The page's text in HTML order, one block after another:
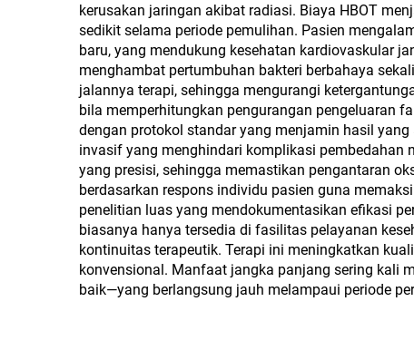
kerusakan jaringan akibat radiasi. Biaya HBOT
sedikit selama periode pemulihan. Pasien
baru, yang mendukung kesehatan kardiovaskular
menghambat pertumbuhan bakteri berbahaya
jalannya terapi, sehingga mengurangi
bila memperhitungkan pengurangan pengeluaran
dengan protokol standar yang menjamin hasil
invasif yang menghindari komplikasi pembedahan
yang presisi, sehingga memastikan pengantaran
berdasarkan respons individu pasien guna
penelitian luas yang mendokumentasikan efikasi
biasanya hanya tersedia di fasilitas pelayanan
kontinuitas terapeutik. Terapi ini meningkatkan
konvensional. Manfaat jangka panjang sering kali
baik—yang berlangsung jauh melampaui periode